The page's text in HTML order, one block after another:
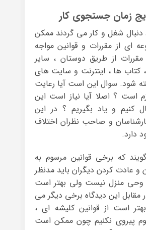
زمان جستجوی کار
دنبال شغل و کار می گردند ممکن
ای از مقررات و قوانین مواجه
از طریق دوستان ، سایر
، کتاب ها ، اینترنت و سایت های
شود. سوال این است آیا رعایت
است ؟ اصلا آیا نیاز است این
کنیم و یاد بگیریم ؟ در این
و صاحب نظران اختلاف
دارد.
که برخی قوانین مرسوم به
و عادت کردن دیگران باید مدنظر
وحی منزل نیست ولی بهتر است
مقابل این دیدگاه برخی دیگر می
است از قوانین کلیشه ای ،
پیروی نکنیم چون ممکن است